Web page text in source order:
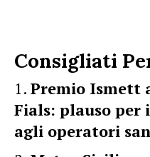
Consigliati
Premio Ismett
Fials: plauso
agli operatori